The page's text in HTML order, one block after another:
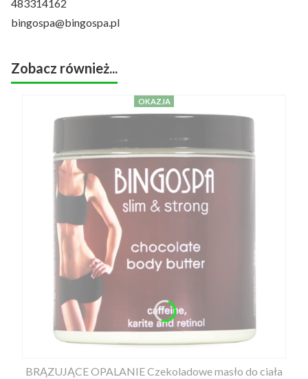
483314162
bingospa@bingospa.pl
Zobacz również...
OKAZJA
BRĄZUJĄCE OPALANIE Czekoladowe masło do ciała